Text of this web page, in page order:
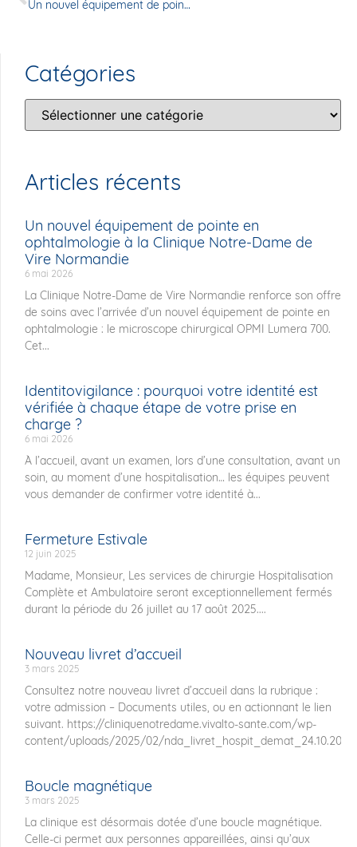
Un nouvel équipement de pointe en ophtalmologie à la Clinique Notre-Dame de Vire Normandie
Catégories
Articles récents
Un nouvel équipement de pointe en
ophtalmologie à la Clinique Notre-Dame de
Vire Normandie
6 mai 2026
La Clinique Notre-Dame de Vire Normandie renforce son offre
de soins avec l’arrivée d’un nouvel équipement de pointe en
ophtalmologie : le microscope chirurgical OPMI Lumera 700.
Cet...
Identitovigilance : pourquoi votre identité est
vérifiée à chaque étape de votre prise en
charge ?
6 mai 2026
À l’accueil, avant un examen, lors d’une consultation, avant un
soin, au moment d’une hospitalisation… les équipes peuvent
vous demander de confirmer votre identité à...
Fermeture Estivale
12 juin 2025
Madame, Monsieur, Les services de chirurgie Hospitalisation
Complète et Ambulatoire seront exceptionnellement fermés
durant la période du 26 juillet au 17 août 2025....
Nouveau livret d’accueil
3 mars 2025
Consultez notre nouveau livret d’accueil dans la rubrique :
votre admission – Documents utiles, ou en actionnant le lien
suivant. https://cliniquenotredame.vivalto-sante.com/wp-
content/uploads/2025/02/
Boucle magnétique
3 mars 2025
La clinique est désormais dotée d’une boucle magnétique.
Celle-ci permet aux personnes appareillées, ainsi qu’aux